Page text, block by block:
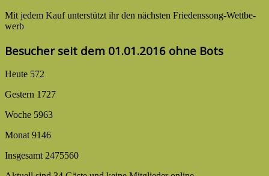
Mit jedem Kauf unter­stützt ihr den nächsten Friedens­song-­Wettbe­
werb
Besucher seit dem 01.01.2016 ohne Bots
Heute 572
Gestern 1727
Woche 5963
Monat 9146
Insgesamt 2475560